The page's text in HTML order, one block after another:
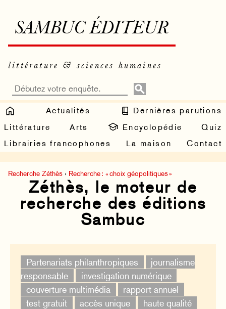
SAMBUC ÉDITEUR
littérature & sciences humaines
Actualités
Dernières parutions
Littérature
Arts Encyclopédie
Quiz
Librairies francophones
La maison Contact
Recherche Zéthès › Recherche : « choix géopolitiques »
Zéthès, le moteur de
recherche des éditions
Sambuc
Partenariats philanthropiques
journalisme
responsable
investigation numérique
couverture multimédia
rapport annuel
test gratuit
accès unique
haute qualité